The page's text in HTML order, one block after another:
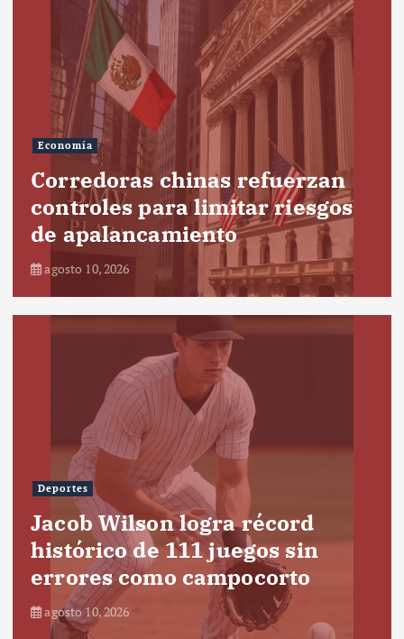
Economía
Corredoras chinas refuerzan
controles para limitar riesgos
de apalancamiento
agosto 10, 2026
Deportes
Jacob Wilson logra récord
histórico de 111 juegos sin
errores como campocorto
agosto 10, 2026